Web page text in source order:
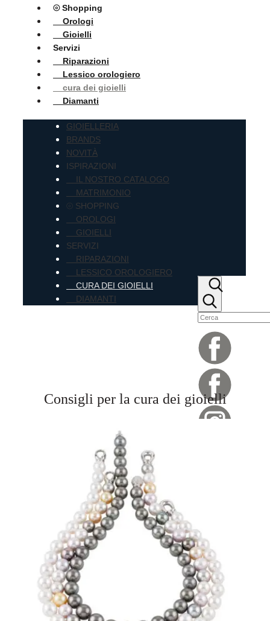
⦾ Shopping
Orologi
Gioielli
Servizi
Riparazioni
Lessico orologiero
cura dei gioielli
Diamanti
GIOIELLERIA
BRANDS
NOVITÀ
ISPIRAZIONI
IL NOSTRO CATALOGO
MATRIMONIO
⦾ SHOPPING
OROLOGI
GIOIELLI
SERVIZI
RIPARAZIONI
LESSICO OROLOGIERO
CURA DEI GIOIELLI
DIAMANTI
Consigli per la cura dei gioielli